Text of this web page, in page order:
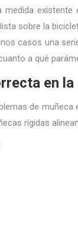
medida
sobre la
casos una
a qué
en
de
rígidas